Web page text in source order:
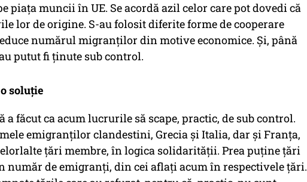
piața muncii în UE. Se acordă azil celor care pot dovedi că
lor de origine. S-au folosit diferite forme de cooperare
numărul migranților din motive economice. Și, până
putut fi ținute sub control.
soluție
a făcut ca acum lucrurile să scape, practic, de sub control.
emigranților clandestini, Grecia și Italia, dar și Franța,
țări membre, în logica solidarității. Prea puține țări
număr de emigranți, din cei aflați acum în respectivele țări.